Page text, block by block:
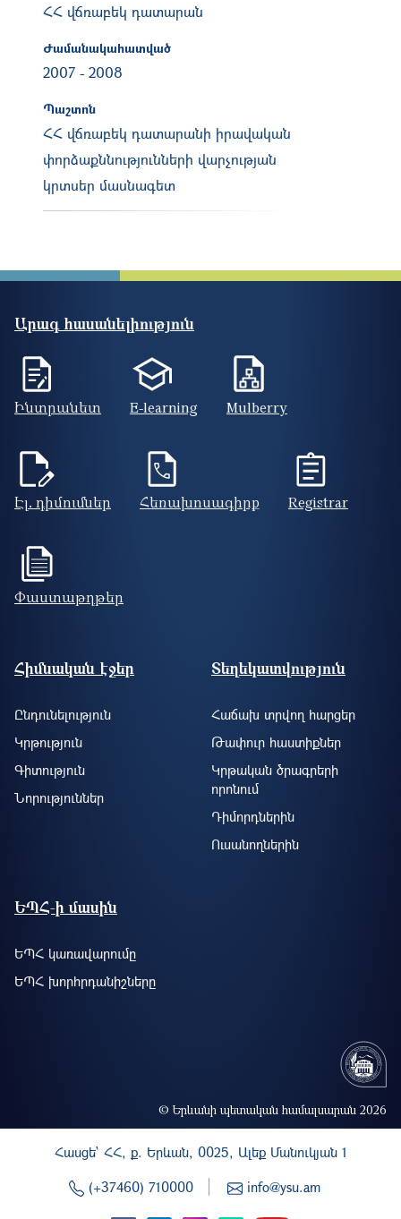
ՀՀ վճռաբեկ դատարան
Ժամանակահատված
2007 - 2008
Պաշտոն
ՀՀ վճռաբեկ դատարանի իրավական
փորձաքննությունների վարչության
կրտսեր մասնագետ
Արագ հասանելիություն
Ինտրանետ E-learning Mulberry
Էլ. դիմումներ Հեռախոսագիրք Registrar
Փաստաթղթեր
Footer site information
Հիմնական էջեր
Ընդունելություն
Կրթություն
Գիտություն
Նորություններ
Տեղեկատվություն
Հաճախ տրվող հարցեր
Թափուր հաստիքներ
Կրթական ծրագրերի
որոնում
Դիմորդներին
Ուսանողներին
ԵՊՀ-ի մասին
ԵՊՀ կառավարումը
ԵՊՀ խորհրդանիշները
© Երևանի պետական համալսարան 2026
Հասցե` ՀՀ, ք. Երևան, 0025, Ալեք Մանուկյան 1
(+37460) 710000
info@ysu.am